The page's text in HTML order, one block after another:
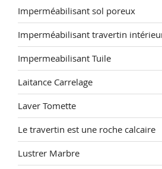
Imperméabilisant sol poreux
Imperméabilisant travertin
Impermeabilisant Tuile
Laitance Carrelage
Laver Tomette
Le travertin est une roche calcaire
Lustrer Marbre